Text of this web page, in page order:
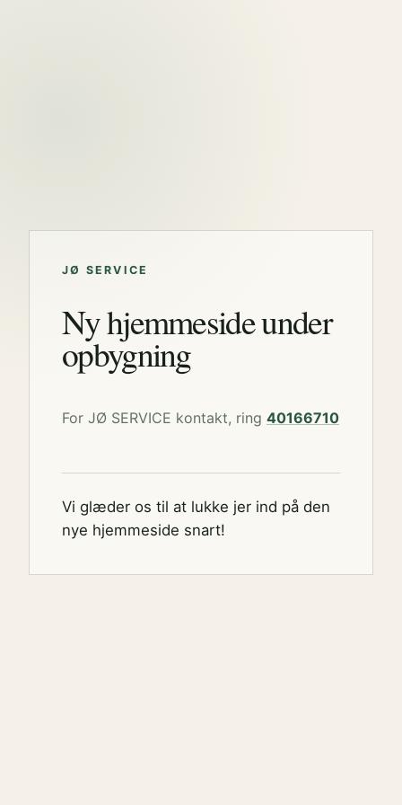
JØ SERVICE
Ny hjemmeside under
opbygning
For JØ SERVICE kontakt, ring 40166710
Vi glæder os til at lukke jer ind på den
nye hjemmeside snart!